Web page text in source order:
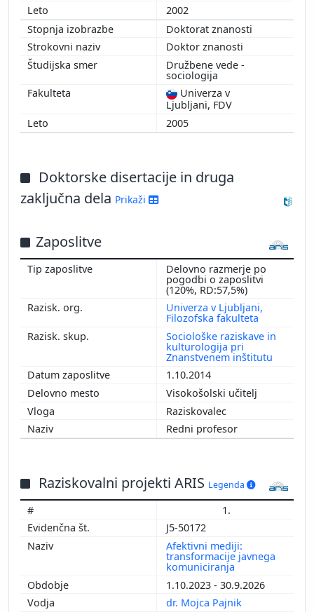
2002
Doktorat znanosti
Doktor znanosti
Družbene vede -
sociologija
Univerza v
Ljubljani, FDV
2005
Doktorske disertacije in druga
zaključna dela Prikaži
Zaposlitve
Delovno razmerje po
pogodbi o zaposlitvi
(120%, RD:57,5%)
Univerza v Ljubljani,
Filozofska fakulteta
Sociološke raziskave in
kulturologija pri
Znanstvenem inštitutu
1.10.2014
Visokošolski učitelj
Raziskovalec
Redni profesor
Raziskovalni projekti ARIS Legenda
1.
J5-50172
Afektivni mediji:
transformacije javnega
komuniciranja
1.10.2023 - 30.9.2026
dr. Mojca Pajnik